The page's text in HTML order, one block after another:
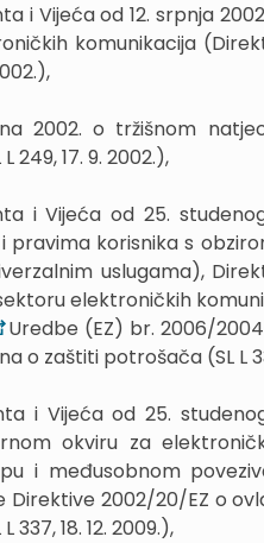
i Vijeća od 12. srpnja
komunikacija
2002. o tržišnom
17. 9. 2002.),
i Vijeća od 25.
pravima korisnika s
uslugama),
elektroničkih
Uredbe (EZ) br. 2006/
zaštiti potrošača (SL L
i Vijeća od 25.
okviru za
i međusobnom
2002/20/EZ o
18. 12. 2009.),